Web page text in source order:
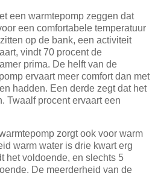
een warmtepomp zeggen dat
een comfortabele temperatuur
op de bank, een activiteit
vindt 70 procent de
prima. De helft van de
ervaart meer comfort dan met
hadden. Een derde zegt dat het
Twaalf procent ervaart een
zorgt ook voor warm
warm water is drie kwart erg
het voldoende, en slechts 5
De meerderheid van de